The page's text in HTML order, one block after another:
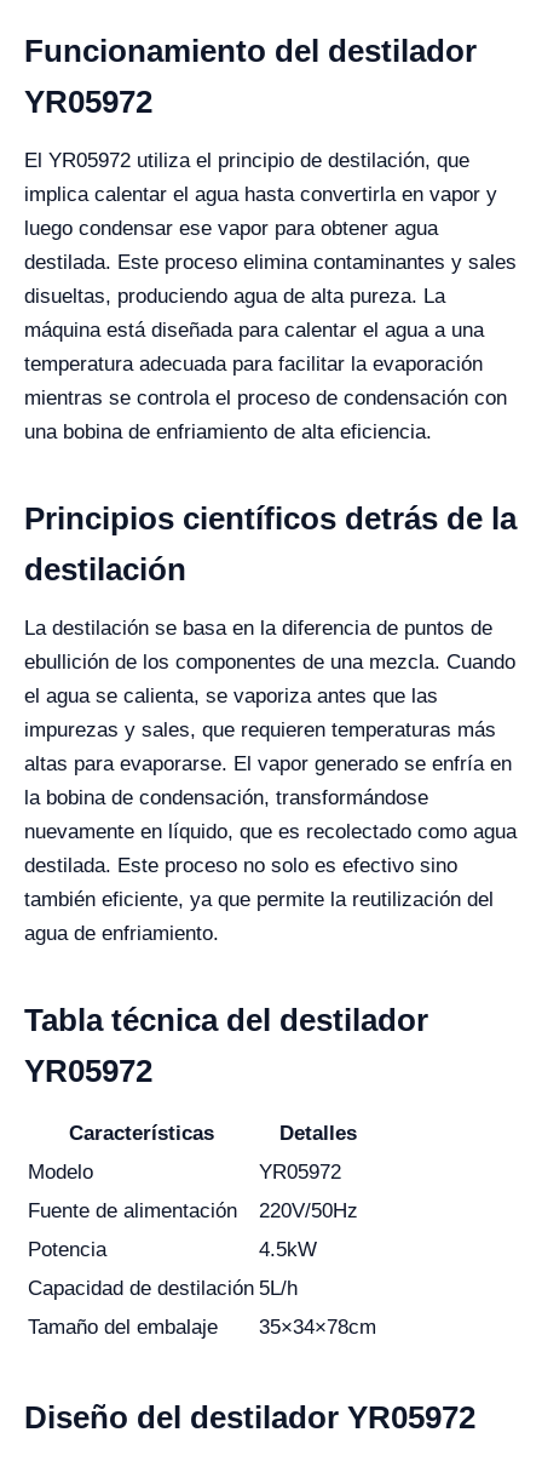
Funcionamiento del destilador
YR05972
El YR05972 utiliza el principio de destilación, que
implica calentar el agua hasta convertirla en vapor y
luego condensar ese vapor para obtener agua
destilada. Este proceso elimina contaminantes y sales
disueltas, produciendo agua de alta pureza. La
máquina está diseñada para calentar el agua a una
temperatura adecuada para facilitar la evaporación
mientras se controla el proceso de condensación con
una bobina de enfriamiento de alta eficiencia.
Principios científicos detrás de la
destilación
La destilación se basa en la diferencia de puntos de
ebullición de los componentes de una mezcla. Cuando
el agua se calienta, se vaporiza antes que las
impurezas y sales, que requieren temperaturas más
altas para evaporarse. El vapor generado se enfría en
la bobina de condensación, transformándose
nuevamente en líquido, que es recolectado como agua
destilada. Este proceso no solo es efectivo sino
también eficiente, ya que permite la reutilización del
agua de enfriamiento.
Tabla técnica del destilador
YR05972
Características
Detalles
Modelo
YR05972
Fuente de alimentación
220V/50Hz
Potencia
4.5kW
Capacidad de destilación 5L/h
Tamaño del embalaje
35×34×78cm
Diseño del destilador YR05972